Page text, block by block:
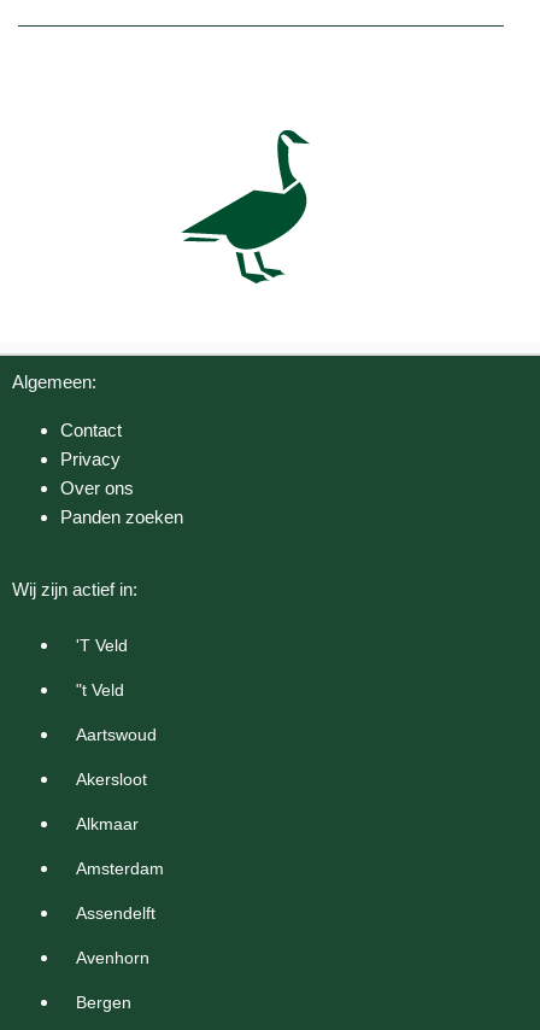
Algemeen:
Contact
Privacy
Over ons
Panden zoeken
Wij zijn actief in:
'T Veld
"t Veld
Aartswoud
Akersloot
Alkmaar
Amsterdam
Assendelft
Avenhorn
Bergen